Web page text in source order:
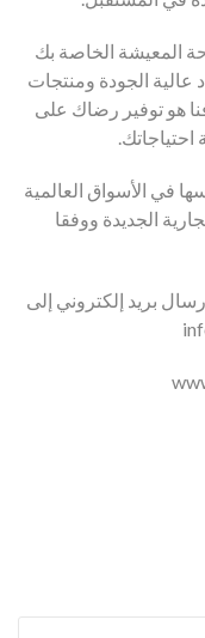
المعيشة الخاصة بك
عالية الجودة ومنتجات
هو توفير رضاك على
احتياجاتك.
في الأسواق العالمية
الجديدة ووفقا
بريد إلكتروني إلى